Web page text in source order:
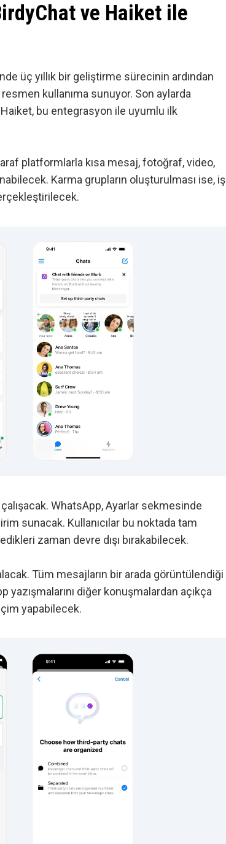
ve Haiket ile
üç yıllık bir geliştirme sürecinin ardından
kullanıma sunuyor. Son aylarda
bu entegrasyon ile uyumlu ilk
platformlarla kısa mesaj, fotoğraf, video,
Karma grupların oluşturulması ise, iş
WhatsApp, Ayarlar sekmesinde
sunacak. Kullanıcılar bu noktada tam
zaman devre dışı bırakabilecek.
Tüm mesajların bir arada görüntülendiği
diğer konuşmalardan açıkça
yapabilecek.